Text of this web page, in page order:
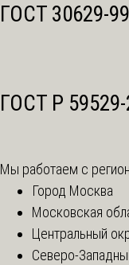
ГОСТ 30629-99
ГОСТ Р 59529-
Мы работаем с
Город Москва
Московская
Центральный
Северо-